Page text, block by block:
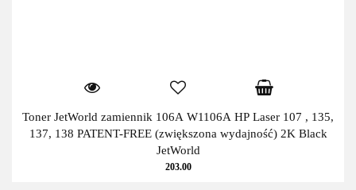
Toner JetWorld zamiennik 106A W1106A HP Laser 107 , 135,
137, 138 PATENT-FREE (zwiększona wydajność) 2K Black
JetWorld
203.00